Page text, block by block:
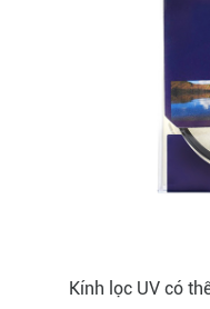
Kính lọc UV có